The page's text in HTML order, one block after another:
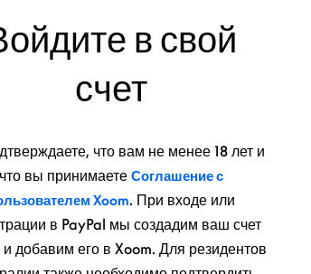
в свой
счет
что вам не менее 18 лет и
что вы принимаете Соглашение с
Xoom. При входе или
в PayPal мы создадим ваш счет
и добавим его в Xoom. Для резидентов